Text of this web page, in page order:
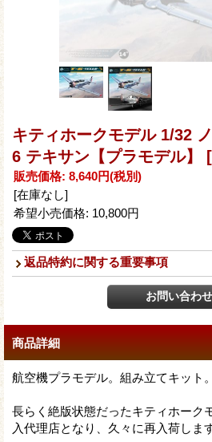
キティホークモデル 1/32
6 テキサン【プラモデル】
販売価格: 8,640円(税別)
[在庫なし]
希望小売価格: 10,800円
返品特約に関する重要事項
商品詳細
航空機プラモデル。組み立てキット。
長らく絶版状態だったキティホーク
入代理店となり、久々に再入荷します